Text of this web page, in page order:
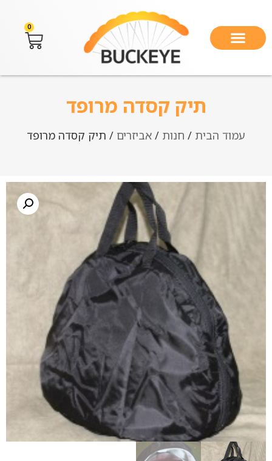
0
תיק קסדה מרופד
עמוד הבית / חנות / אביזרים / תיק קסדה מרופד